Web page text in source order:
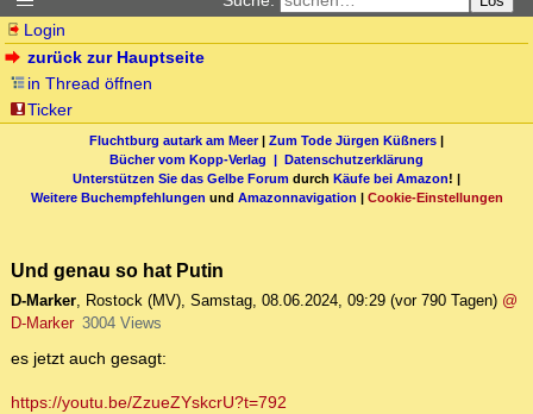
Login
zurück zur Hauptseite
in Thread öffnen
Ticker
Fluchtburg autark am Meer| Zum Tode Jürgen Küßners |
Bücher vom Kopp-Verlag | Datenschutzerklärung
Unterstützen Sie das Gelbe Forum durch Käufe bei Amazon! |
Weitere Buchempfehlungen und Amazonnavigation | Cookie-Einstellungen
Und genau so hat Putin
D-Marker, Rostock (MV), Samstag, 08.06.2024, 09:29 (vor 790 Tagen) @
D-Marker 3004 Views
es jetzt auch gesagt:
https://youtu.be/ZzueZYskcrU?t=792